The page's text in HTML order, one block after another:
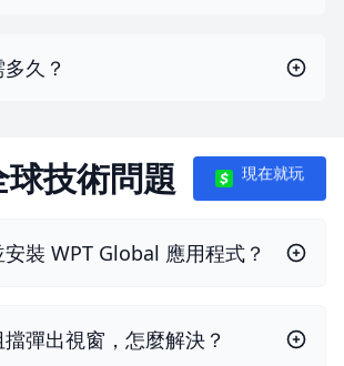
久？
技術問題 現在就玩
裝 WPT Global 應用程式？
彈出視窗，怎麼解決？